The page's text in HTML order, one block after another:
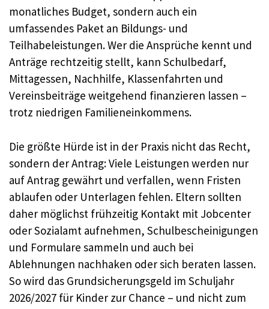
monatliches Budget, sondern auch ein
umfassendes Paket an Bildungs- und
Teilhabeleistungen. Wer die Ansprüche kennt und
Anträge rechtzeitig stellt, kann Schulbedarf,
Mittagessen, Nachhilfe, Klassenfahrten und
Vereinsbeiträge weitgehend finanzieren lassen –
trotz niedrigen Familieneinkommens.
Die größte Hürde ist in der Praxis nicht das Recht,
sondern der Antrag: Viele Leistungen werden nur
auf Antrag gewährt und verfallen, wenn Fristen
ablaufen oder Unterlagen fehlen. Eltern sollten
daher möglichst frühzeitig Kontakt mit Jobcenter
oder Sozialamt aufnehmen, Schulbescheinigungen
und Formulare sammeln und auch bei
Ablehnungen nachhaken oder sich beraten lassen.
So wird das Grundsicherungsgeld im Schuljahr
2026/2027 für Kinder zur Chance – und nicht zum